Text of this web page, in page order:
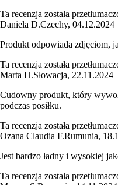
Ta recenzja została
Daniela D.Czechy, 04.12.2024
Produkt odpowiada zdjęciom,
Ta recenzja została
Marta H.Słowacja, 22.11.2024
Cudowny produkt, który
podczas posiłku.
Ta recenzja została
Ozana Claudia F.Rumunia,
Jest bardzo ładny i wysokiej
Ta recenzja została